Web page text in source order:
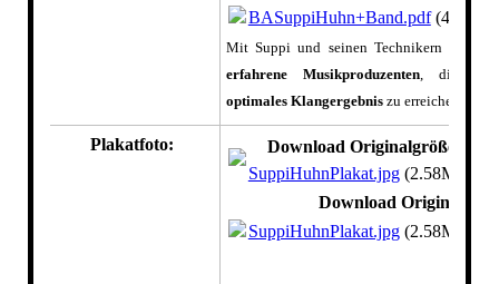
BASuppiHuhn+Band.pdf
Mit Suppi und seinen Technikern
erfahrene Musikproduzenten, die
optimales Klangergebniszu erreichen.
Plakatfoto:
Download Originalgröße
SuppiHuhnPlakat.jpg(2.58MB)
Download
SuppiHuhnPlakat.jpg(2.58MB)